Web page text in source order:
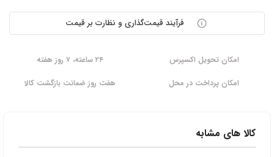
فرآیند قیمت‌گذاری و نظارت بر قیمت
امکان تحویل اکسپرس
۲۴ ساعته، ۷ روز هفته
امکان پرداخت در محل
هفت روز ضمانت بازگشت کالا
کالا های مشابه